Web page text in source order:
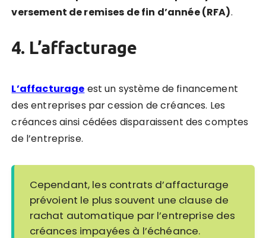
versement de remises de fin d’année (RFA).
4. L’affacturage
L’affacturage est un système de financement
des entreprises par cession de créances. Les
créances ainsi cédées disparaissent des comptes
de l’entreprise.
Cependant, les contrats d’affacturage
prévoient le plus souvent une clause de
rachat automatique par l’entreprise des
créances impayées à l’échéance.